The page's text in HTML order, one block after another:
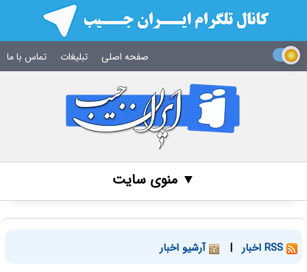
صفحه اصلی تبلیغات تماس با ما
▼ منوی سایت
| آرشیو اخبار